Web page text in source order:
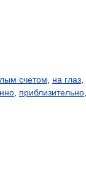
счетом на глаз
приблизительно